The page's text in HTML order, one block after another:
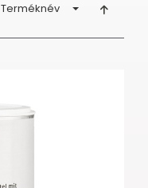
Terméknév